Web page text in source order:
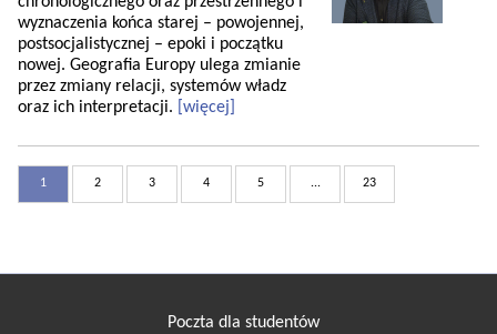
wyznaczenia końca starej – powojennej,
postsocjalistycznej – epoki i początku
nowej. Geografia Europy ulega zmianie
przez zmiany relacji, systemów władz
oraz ich interpretacji.
[więcej]
1 2 3 4 5 ... 23
Poczta dla studentów